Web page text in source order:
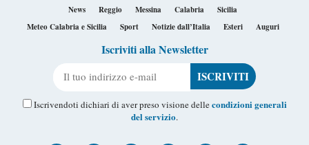
News Reggio Messina Calabria
Sicilia
Meteo Calabria e Sicilia
Sport Notizie dall’Italia Esteri Auguri
Iscriviti alla Newsletter
Iscrivendoti dichiari di aver preso visione dellecondizioni generali
del servizio.